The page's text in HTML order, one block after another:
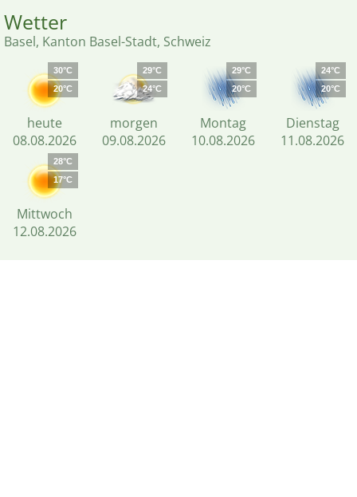
Wetter
Basel, Kanton Basel-Stadt, Schweiz
30°C
20°C
heute
08.08.2026
29°C
24°C
morgen
09.08.2026
29°C
20°C
Montag
10.08.2026
24°C
20°C
Dienstag
11.08.2026
28°C
17°C
Mittwoch
12.08.2026